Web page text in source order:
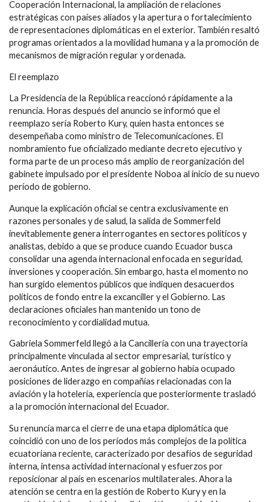
Cooperación Internacional, la ampliación de relaciones
estratégicas con países aliados y la apertura o fortalecimiento
de representaciones diplomáticas en el exterior. También resaltó
programas orientados a la movilidad humana y a la promoción de
mecanismos de migración regular y ordenada.
El reemplazo
La Presidencia de la República reaccionó rápidamente a la
renuncia. Horas después del anuncio se informó que el
reemplazo sería Roberto Kury, quien hasta entonces se
desempeñaba como ministro de Telecomunicaciones. El
nombramiento fue oficializado mediante decreto ejecutivo y
forma parte de un proceso más amplio de reorganización del
gabinete impulsado por el presidente Noboa al inicio de su nuevo
período de gobierno.
Aunque la explicación oficial se centra exclusivamente en
razones personales y de salud, la salida de Sommerfeld
inevitablemente genera interrogantes en sectores políticos y
analistas, debido a que se produce cuando Ecuador busca
consolidar una agenda internacional enfocada en seguridad,
inversiones y cooperación. Sin embargo, hasta el momento no
han surgido elementos públicos que indiquen desacuerdos
políticos de fondo entre la excanciller y el Gobierno. Las
declaraciones oficiales han mantenido un tono de
reconocimiento y cordialidad mutua.
Gabriela Sommerfeld llegó a la Cancillería con una trayectoria
principalmente vinculada al sector empresarial, turístico y
aeronáutico. Antes de ingresar al gobierno había ocupado
posiciones de liderazgo en compañías relacionadas con la
aviación y la hotelería, experiencia que posteriormente trasladó
a la promoción internacional del Ecuador.
Su renuncia marca el cierre de una etapa diplomática que
coincidió con uno de los períodos más complejos de la política
ecuatoriana reciente, caracterizado por desafíos de seguridad
interna, intensa actividad internacional y esfuerzos por
reposicionar al país en escenarios multilaterales. Ahora la
atención se centra en la gestión de Roberto Kury y en la